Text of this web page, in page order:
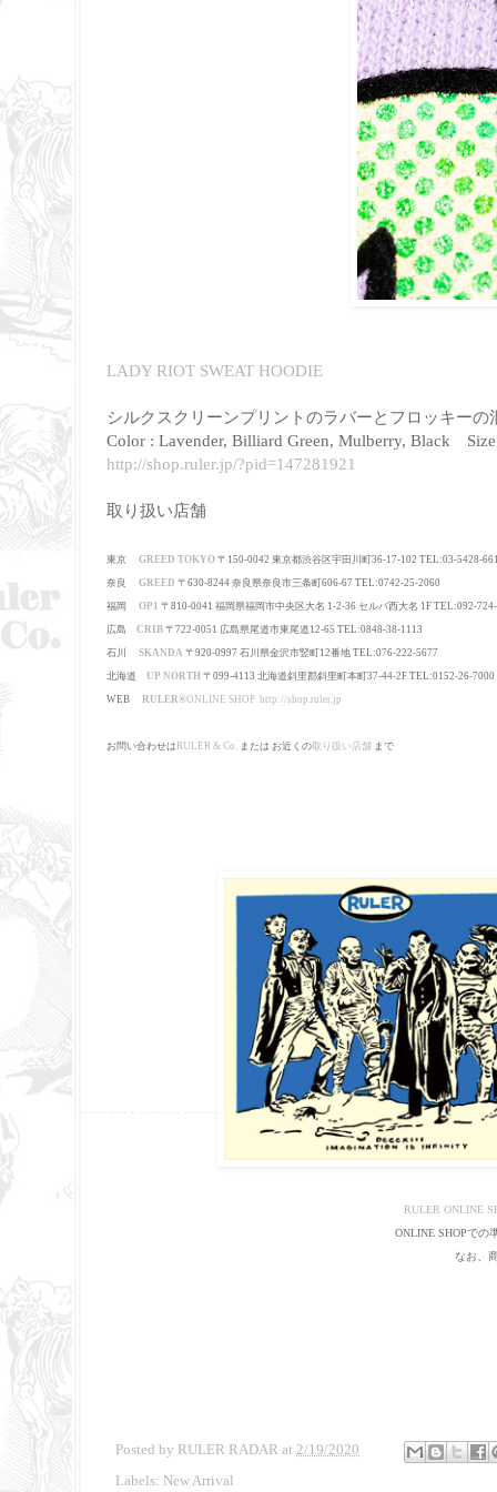
LADY RIOT SWEAT HOODIE
シルクスクリーンプリントのラバーとフロッキー
Color : Lavender, Billiard Green, Mulberry, Black
http://shop.ruler.jp/?pid=147281921
取り扱い店舗
東京 GREED TOKYO 〒150-0042 東京都渋谷区宇田川町36-17-102 TEL:03-5428-
奈良 GREED 〒630-8244 奈良県奈良市三条町606-67 TEL:0742-25-2060
福岡 OP1 〒810-0041 福岡県福岡市中央区大名 1-2-36 セルバ西大名 1F TEL:092-
広島 CRIB 〒722-0051 広島県尾道市東尾道12-65 TEL:0848-38-1113
石川 SKANDA 〒920-0997 石川県金沢市竪町12番地 TEL:076-222-5677
北海道 UP NORTH 〒099-4113 北海道斜里郡斜里町本町37-44-2F TEL:0152-26-7000
WEB RULER®ONLINE SHOP http://shop.ruler.jp
お問い合わせは RULER & Co. または お近くの 取り扱い店舗 まで
RULER ONLINE
ONLINE SHOPでの
なお、
Posted by RULER RADAR at 2/19/2020
Labels: New Arrival